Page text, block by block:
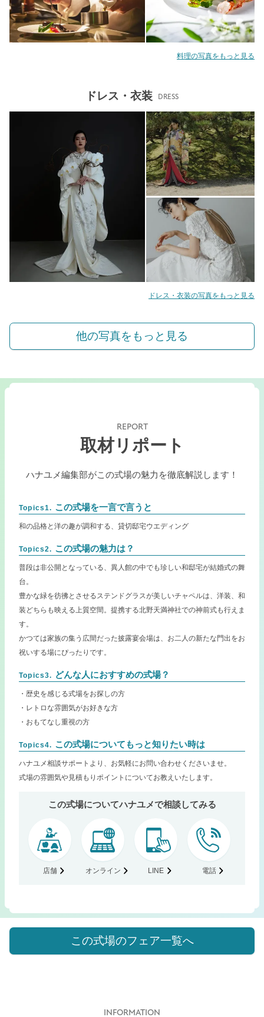
料理の写真をもっと見る
ドレス・衣装 DRESS
ドレス・衣装の写真をもっと見る
他の写真をもっと見る
REPORT
取材リポート
ハナユメ編集部がこの式場の魅力を徹底解説します！
Topics1. この式場を一言で言うと
和の品格と洋の趣が調和する、貸切邸宅ウエディング
Topics2. この式場の魅力は？
普段は非公開となっている、異人館の中でも珍しい和邸宅が結婚式の舞
台。
豊かな緑を彷彿とさせるステンドグラスが美しいチャペルは、洋装、和
装どちらも映える上質空間。提携する北野天満神社での神前式も行えま
す。
かつては家族の集う広間だった披露宴会場は、お二人の新たな門出をお
祝いする場にぴったりです。
Topics3. どんな人におすすめの式場？
・歴史を感じる式場をお探しの方
・レトロな雰囲気がお好きな方
・おもてなし重視の方
Topics4. この式場についてもっと知りたい時は
ハナユメ相談サポートより、お気軽にお問い合わせくださいませ。
式場の雰囲気や見積もりポイントについてお教えいたします。
この式場についてハナユメで相談してみる
店舗 オンライン LINE 電話
この式場のフェア一覧へ
INFORMATION